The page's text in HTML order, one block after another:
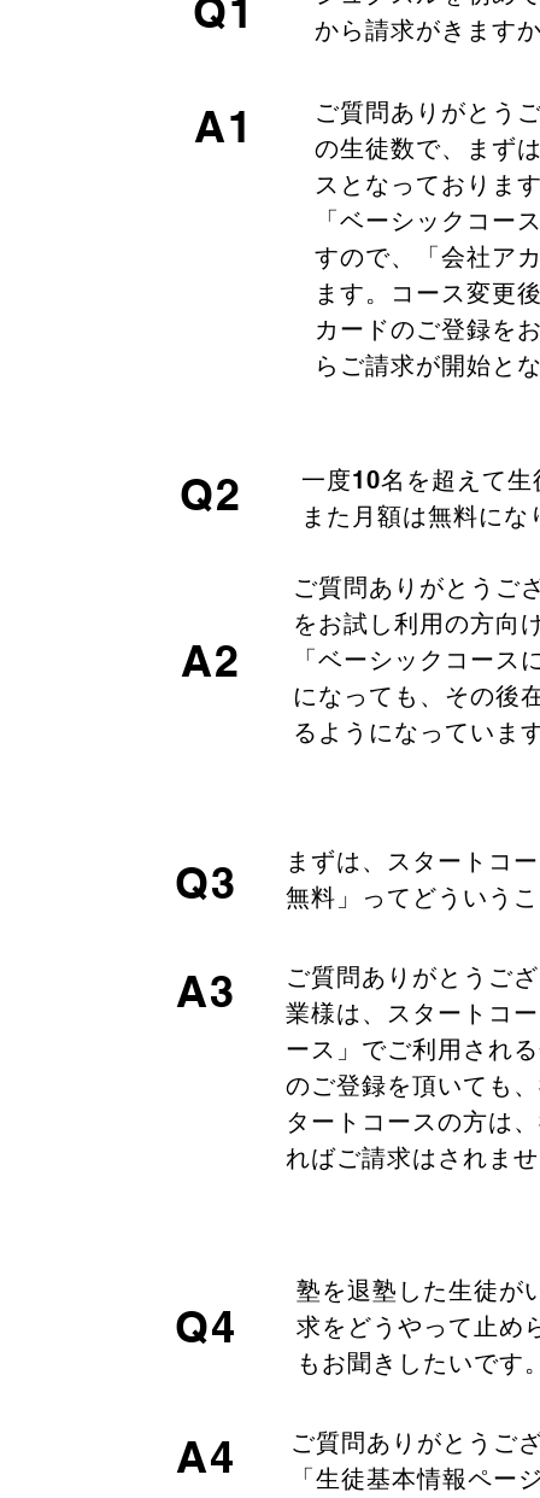
Q1
から請求がきます
A1
ご質問ありがとう
の生徒数で、まず
スとなっておりま
「ベーシックコー
すので、「会社ア
ます。コース変更
カードのご登録を
らご請求が開始と
Q2
一度10名を超えて
また月額は無料にな
A2
ご質問ありがとうご
をお試し利用の方向
「ベーシックコー
になっても、その後
るようになっていま
Q3
まずは、スタートコ
無料」ってどういう
A3
ご質問ありがとうご
業様は、スタートコ
ース」でご利用され
のご登録を頂いても
タートコースの方は
ればご請求はされま
Q4
塾を退塾した生徒が
求をどうやって止め
もお聞きしたいです
A4
ご質問ありがとうご
「生徒基本情報ペー